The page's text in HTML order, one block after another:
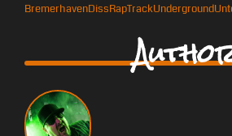
BremerhavenDissRapTrackUnderground